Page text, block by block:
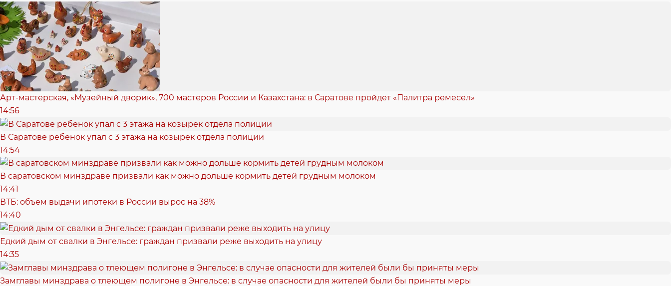
Арт-мастерская, «Музейный дворик», 700 мастеров России и Казахстана: в Саратове пройдет «Палитра ремесел»
14:56
В Саратове ребенок упал с 3 этажа на козырек отдела полиции
14:54
В саратовском минздраве призвали как можно дольше кормить детей грудным молоком
14:41
ВТБ: объем выдачи ипотеки в России вырос на 38%
14:40
Едкий дым от свалки в Энгельсе: граждан призвали реже выходить на улицу
14:35
Замглавы минздрава о тлеющем полигоне в Энгельсе: в случае опасности для жителей были бы приняты меры